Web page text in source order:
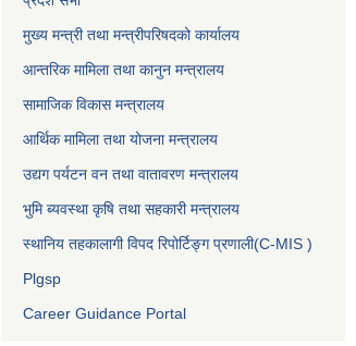
मुख्य मन्त्री तथा मन्त्रीपरिषदको कार्यालय
आन्तरिक मामिला तथा कानुन मन्त्रालय
सामाजिक विकास मन्त्रालय
आर्थिक मामिला तथा योजना मन्त्रालय
उद्यग पर्यटन वन तथा वातावरण मन्त्रालय
भुमि ब्यवस्था कृषि तथा सहकारी मन्त्रालय
स्थानिय तहकालागी विपद रिपोर्टिङ्ग प्रणाली(C-MIS )
Plgsp
Career Guidance Portal